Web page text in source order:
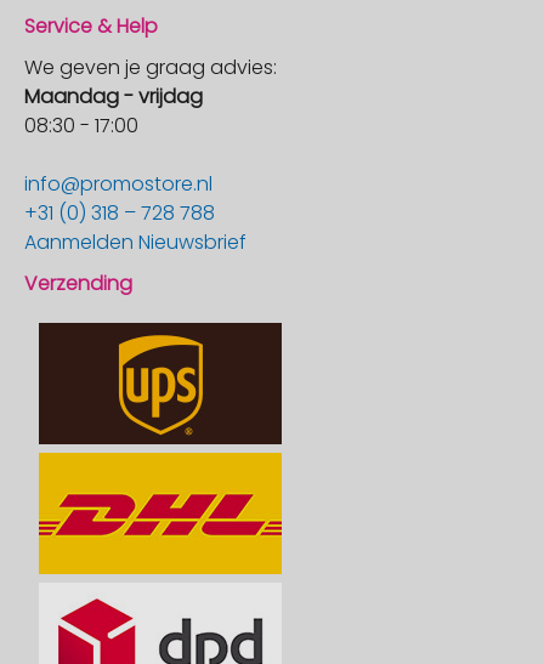
Service & Help
We geven je graag advies:
Maandag - vrijdag
08:30 - 17:00
info@promostore.nl
+31 (0) 318 – 728 788
Aanmelden Nieuwsbrief
Verzending